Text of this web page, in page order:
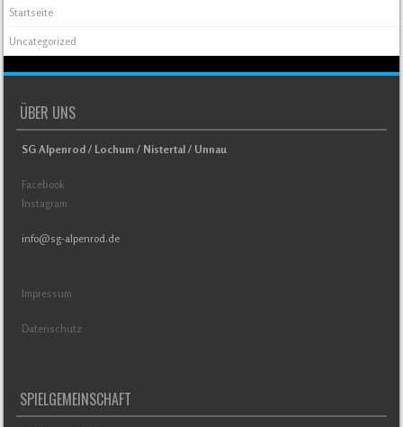
Startseite
Uncategorized
ÜBER UNS
SG Alpenrod / Lochum / Nistertal / Unnau
Facebook
Instagram
info@sg-alpenrod.de
Impressum
Datenschutz
SPIELGEMEINSCHAFT